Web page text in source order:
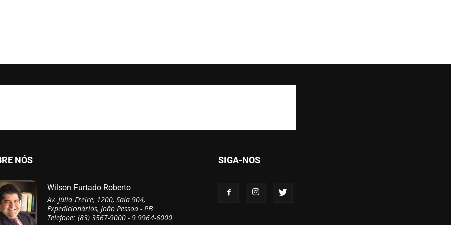
NÓS
Wilson Furtado Roberto
Av. Júlia Freire, 1200, Sala 904,
Expedicionários, João Pessoa - PB
Telefone: (83) 3567-9000 - 9 9964-6000
SIGA-NOS